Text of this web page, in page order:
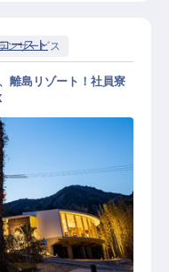
ンサービス
（賞与年3回／2
休105日）
ースト
離島リゾート！社員寮